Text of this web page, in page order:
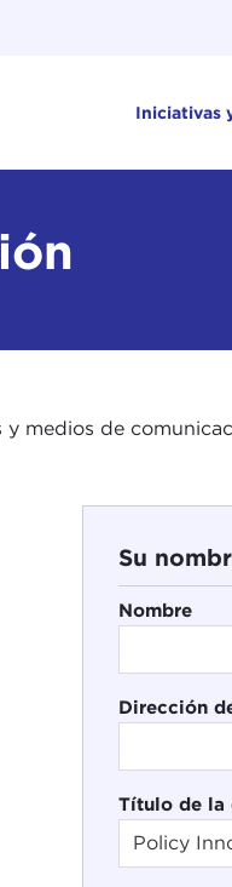
Iniciativas
medios de
Su
Nombre
Dirección
Título de la